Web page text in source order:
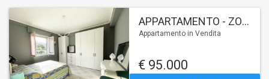
APPARTAMENTO - ZONA FORTUNA
Appartamento in Vendita
€ 95.000